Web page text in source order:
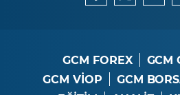
GCM FOREX
GCM
GCM VİOP
GCM